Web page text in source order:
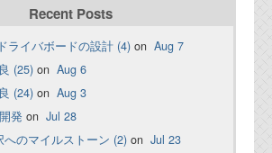
Recent Posts
ライバボードの設計 (4) on Aug 7
(25) on Aug 6
(24) on Aug 3
発 on Jul 28
へのマイルストーン (2) on Jul 23